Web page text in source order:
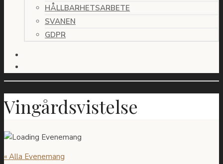
HÅLLBARHETSARBETE
SVANEN
GDPR
Vingårdsvistelse
« Alla Evenemang